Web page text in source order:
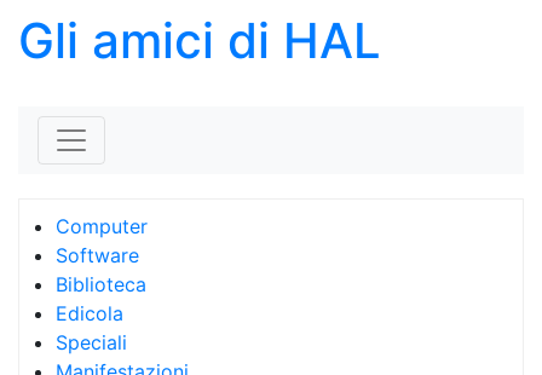
Gli amici di HAL
Computer
Software
Biblioteca
Edicola
Speciali